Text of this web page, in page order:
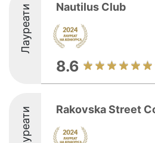
Лауреати Nautilus Club
8.6
Лауреати Rakovska Street